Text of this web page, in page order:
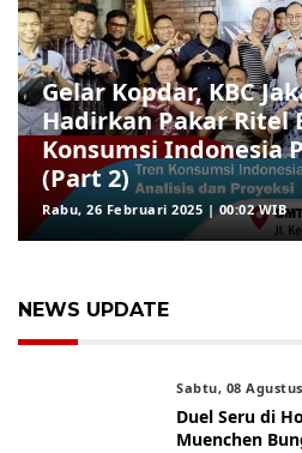
Gelar Kopdar, KBC
Hadirkan Pakar Ritel
Konsumsi Indonesia
(Part 2)
Rabu, 26 Februari 2025 | 00:02 WIB
NEWS UPDATE
Sabtu, 08
Duel Seru di
Muenchen